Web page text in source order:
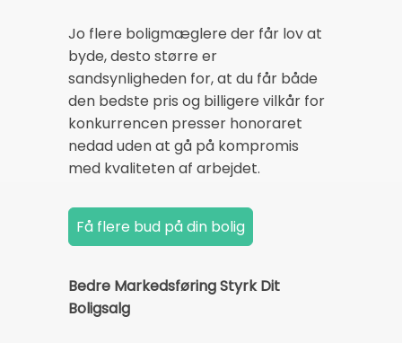
Jo flere boligmæglere der får lov at
byde, desto større er
sandsynligheden for, at du får både
den bedste pris og billigere vilkår for
konkurrencen presser honoraret
nedad uden at gå på kompromis
med kvaliteten af arbejdet.
Bedre Markedsføring Styrk Dit
Boligsalg